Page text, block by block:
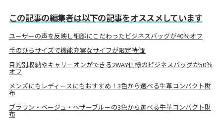
この記事の編集者は以下の記事をオススメしています
ユーザーの声を反映し細部にこだわったビジネスバッグが40％オフ
手のひらサイズで機能充実なサイフが限定特価!
目的別収納やキャリーオンができる2WAY仕様のビジネスバッグが50％
オフ
メンズにもレディースにもおすすめ！3色から選べる牛革コンパクト財
布
ブラウン・ベージュ・ヘザーブルーの3色から選べる牛革コンパクト財
布